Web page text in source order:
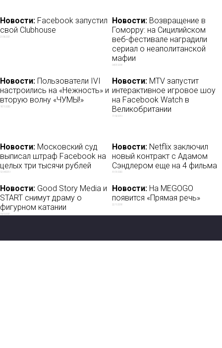
Новости: Facebook запустил
свой Clubhouse
21/06/2021
Новости: Возвращение в
Гоморру: на Сицилийском
веб-фестивале наградили
сериал о неаполитанской
мафии
04/07/2018
Новости: Пользователи IVI
настроились на «Нежность» и
вторую волну «ЧУМЫ!»
18/11/2020
Новости: MTV запустит
интерактивное игровое шоу
на Facebook Watch в
Великобритании
17/02/2019
Новости: Московский суд
выписал штраф Facebook на
целых три тысячи рублей
12/04/2019
Новости: Netflix заключил
новый контракт с Адамом
Сэндлером еще на 4 фильма
31/01/2020
Новости: Good Story Media и
START снимут драму о
фигурном катании
04/10/2021
Новости: На MEGOGO
появится «Прямая речь»
22/11/2018